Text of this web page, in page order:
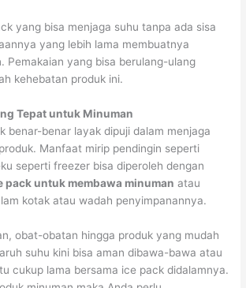
yang bisa menjaga suhu tanpa ada sisa
yang lebih lama membuatnya
Pemakaian yang bisa berulang-ulang
kehebatan produk ini.
Tepat untuk Minuman
benar-benar layak dipuji dalam menjaga
Manfaat mirip pendingin seperti
seperti freezer bisa diperoleh dengan
pack untuk membawa minuman atau
kotak atau wadah penyimpanannya.
obat-obatan hingga produk yang mudah
suhu kini bisa aman dibawa-bawa atau
cukup lama bersama ice pack didalamnya.